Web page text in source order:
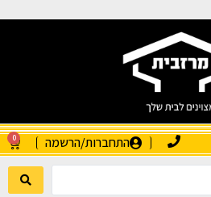
התחברות/הרשמה 0